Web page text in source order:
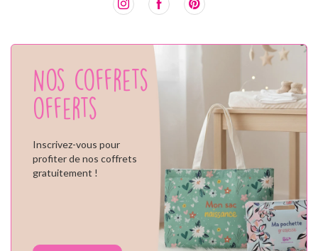
Nos coffrets
offerts
Inscrivez-vous pour
profiter de nos coffrets
gratuitement !